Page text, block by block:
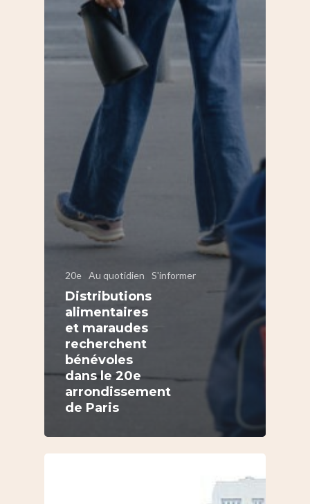
20e Au quotidien S'informer
Distributions
alimentaires
et maraudes
recherchent
bénévoles
dans le 20e
arrondissement
de Paris